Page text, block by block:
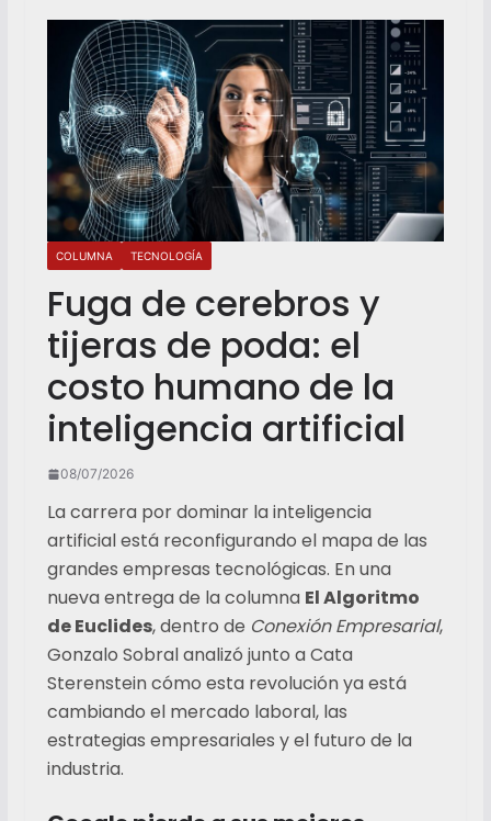
COLUMNA TECNOLOGÍA
Fuga de cerebros y
tijeras de poda: el
costo humano de la
inteligencia artificial
08/07/2026
La carrera por dominar la inteligencia
artificial está reconfigurando el mapa de las
grandes empresas tecnológicas. En una
nueva entrega de la columna El Algoritmo
de Euclides, dentro de Conexión Empresarial,
Gonzalo Sobral analizó junto a Cata
Sterenstein cómo esta revolución ya está
cambiando el mercado laboral, las
estrategias empresariales y el futuro de la
industria.